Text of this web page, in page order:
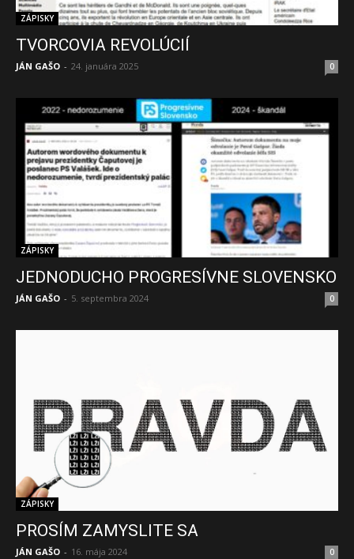
ZÁPISKY
TVORCOVIA REVOLÚCIÍ
JÁN GAŠO - 24. januára 2025 0
ZÁPISKY
JEDNODUCHO PROGRESÍVNE SLOVENSKO
JÁN GAŠO - 5. septembra 2024 0
ZÁPISKY
PROSÍM ZAMYSLITE SA
JÁN GAŠO - 16. mája 2024 0